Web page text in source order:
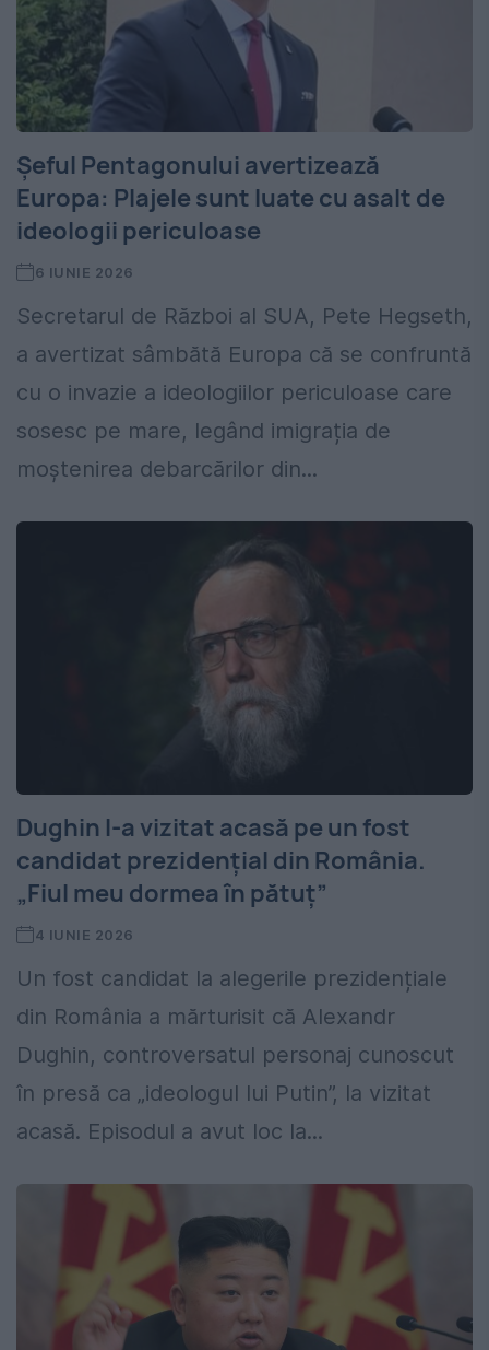
Șeful Pentagonului avertizează
Europa: Plajele sunt luate cu asalt de
ideologii periculoase
6 IUNIE 2026
Secretarul de Război al SUA, Pete Hegseth,
a avertizat sâmbătă Europa că se confruntă
cu o invazie a ideologiilor periculoase care
sosesc pe mare, legând imigrația de
moștenirea debarcărilor din...
Dughin l-a vizitat acasă pe un fost
candidat prezidențial din România.
„Fiul meu dormea în pătuț”
4 IUNIE 2026
Un fost candidat la alegerile prezidențiale
din România a mărturisit că Alexandr
Dughin, controversatul personaj cunoscut
în presă ca „ideologul lui Putin”, la vizitat
acasă. Episodul a avut loc la...